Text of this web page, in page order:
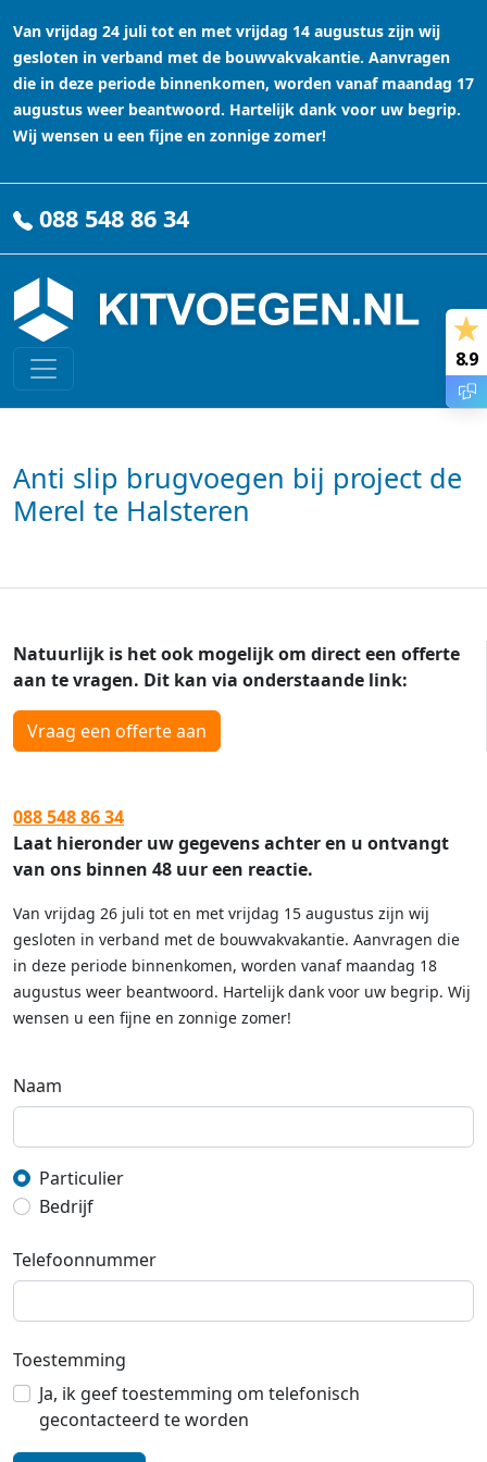
Van vrijdag 24 juli tot en met vrijdag 14 augustus zijn wij
gesloten in verband met de bouwvakvakantie. Aanvragen
die in deze periode binnenkomen, worden vanaf maandag 17
augustus weer beantwoord. Hartelijk dank voor uw begrip.
Wij wensen u een fijne en zonnige zomer!
088 548 86 34
Anti slip brugvoegen bij project de
Merel te Halsteren
Natuurlijk is het ook mogelijk om direct een offerte
aan te vragen. Dit kan via onderstaande link:
Vraag een offerte aan
088 548 86 34
Laat hieronder uw gegevens achter en u ontvangt
van ons binnen 48 uur een reactie.
Van vrijdag 26 juli tot en met vrijdag 15 augustus zijn wij
gesloten in verband met de bouwvakvakantie. Aanvragen die
in deze periode binnenkomen, worden vanaf maandag 18
augustus weer beantwoord. Hartelijk dank voor uw begrip. Wij
wensen u een fijne en zonnige zomer!
Naam
Particulier
Bedrijf
Telefoonnummer
Toestemming
Ja, ik geef toestemming om telefonisch
gecontacteerd te worden
8.9